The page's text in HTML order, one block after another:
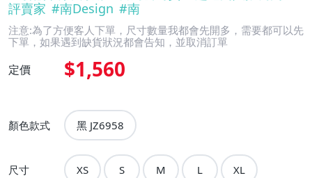
評賣家 #南Design #南
注意:為了方便客人下單，尺寸數量我都會先開多，需要都可以先
下單，如果遇到缺貨狀況都會告知，並取消訂單
定價 $1,560
顏色款式 黑 JZ6958
尺寸 XS S M L XL